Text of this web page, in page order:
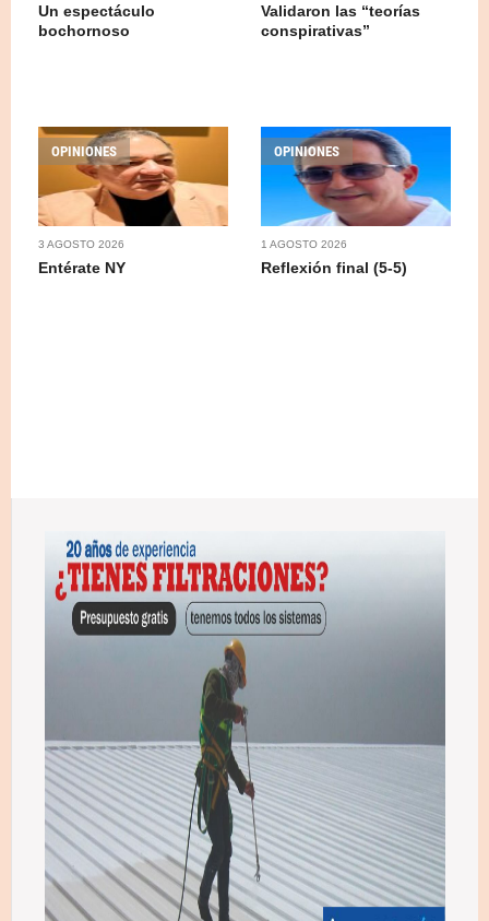
Un espectáculo
bochornoso
Validaron las “teorías
conspirativas”
OPINIONES
3 AGOSTO 2026
Entérate NY
OPINIONES
1 AGOSTO 2026
Reflexión final (5-5)